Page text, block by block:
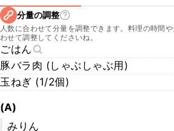
分量の調整
人数に合わせて分量を調整できます。料理の時間
わせて調整してくださいね。
ごはん
豚バラ肉 (しゃぶしゃぶ用)
玉ねぎ (1/2個)
(A)
みりん